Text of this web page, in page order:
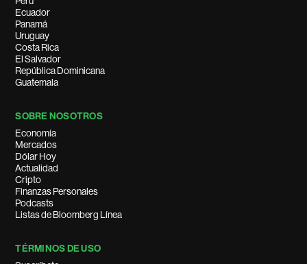
Ecuador
Panamá
Uruguay
Costa Rica
El Salvador
República Dominicana
Guatemala
SOBRE NOSOTROS
Economía
Mercados
Dólar Hoy
Actualidad
Cripto
Finanzas Personales
Podcasts
Listas de Bloomberg Línea
TÉRMINOS DE USO